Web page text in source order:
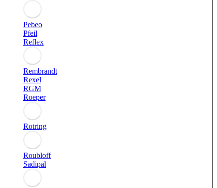
Pebeo
Pfeil
Reflex
Rembrandt
Rexel
RGM
Roeper
Rotring
Roubloff
Sadipal